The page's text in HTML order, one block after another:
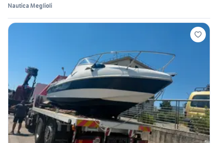
Nautica Meglioli